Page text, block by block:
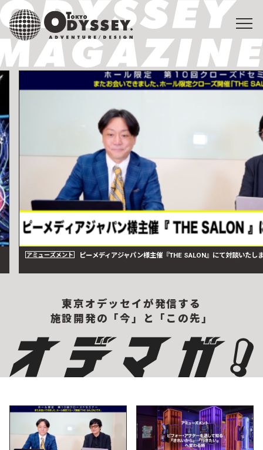
アミューズメント ピーメディアジャパン様主催『THE SALON』にて対談いたし
東京オデッセイが発信する
施設開発の「今」と「この先」